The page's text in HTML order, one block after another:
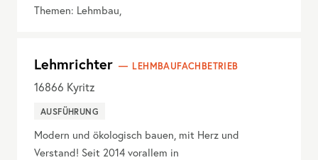
Themen: Lehmbau,
Lehmrichter LEHMBAUFACHBETRIEB
16866 Kyritz
AUSFÜHRUNG
Modern und ökologisch bauen, mit Herz und
Verstand! Seit 2014 vorallem in